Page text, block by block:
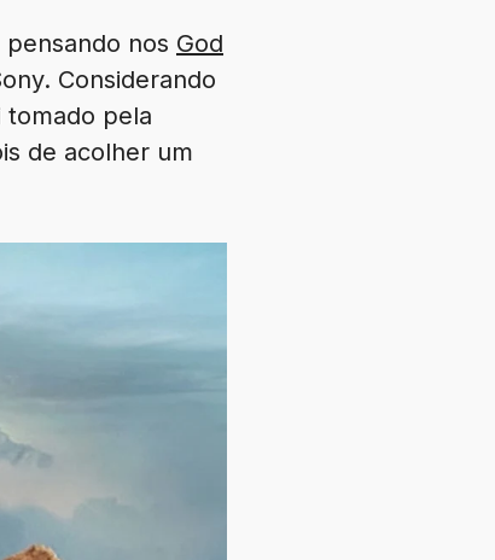
nos God
Considerando
tomado pela
de acolher um